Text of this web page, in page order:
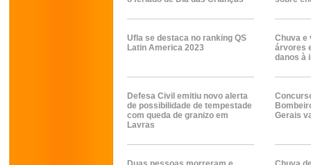
Ufla se destaca no ranking QS
Latin America 2023
Chuva e
árvores
danos à
Defesa Civil emitiu novo alerta
de possibilidade de tempestade
com queda de granizo em
Lavras
Gerais